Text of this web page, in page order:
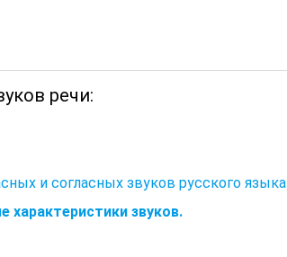
речи:
и согласных звуков русского языка
характеристики звуков.